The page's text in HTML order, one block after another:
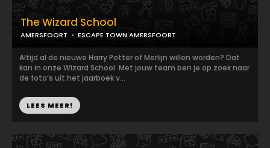
The Wizard School
AMERSFOORT ESCAPE TOWN AMERSFOORT
Altijd al de nieuwe Harry Potter of Merlijn willen worden? Dat
kan in onze Wizard School. Met jouw team ben je op zoek naar
de foto’s uit het jaarboek v...
LEES MEER!